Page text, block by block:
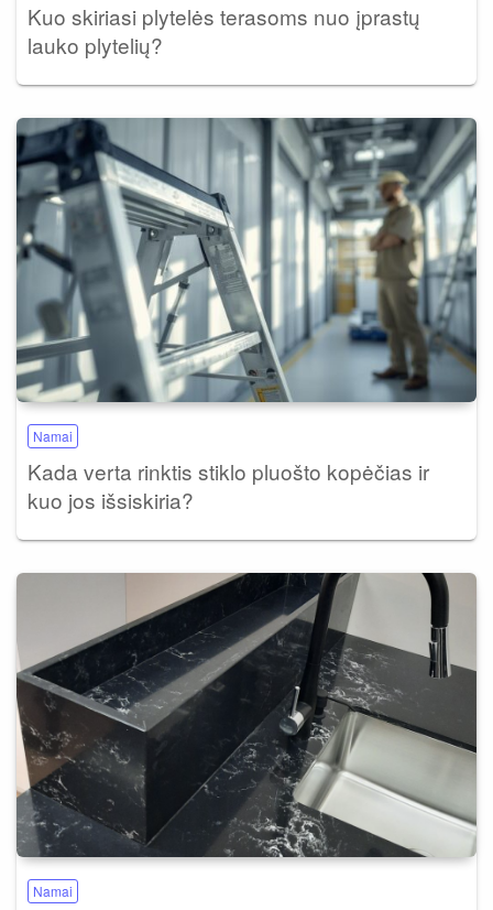
Kuo skiriasi plytelės terasoms nuo įprastų
lauko plytelių?
Namai
Kada verta rinktis stiklo pluošto kopėčias ir
kuo jos išsiskiria?
Namai